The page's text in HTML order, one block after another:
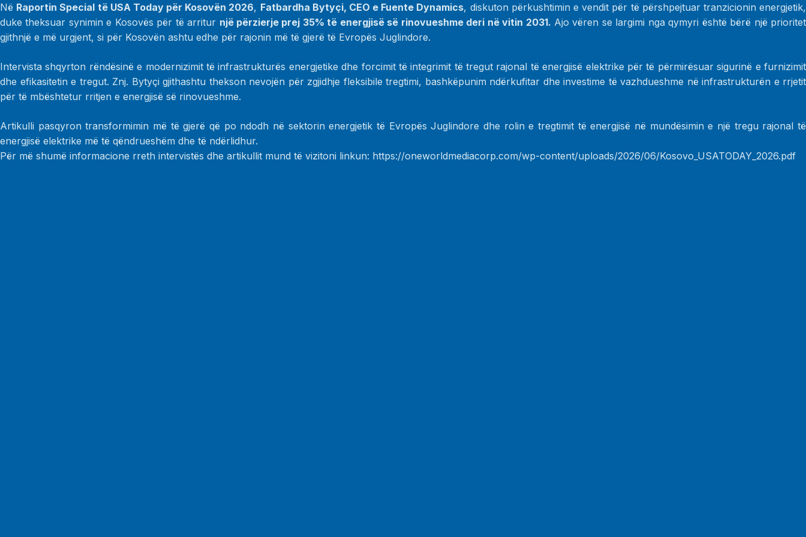
Në Raportin Special të USA Today për Kosovën 2026, Fatbardha Bytyçi, CEO e Fuente Dynamics, diskuton përkushtimin e vendit për të përshpejtuar tranzicionin energjetik,
duke theksuar synimin e Kosovës për të arritur një përzierje prej 35% të energjisë së rinovueshme deri në vitin 2031. Ajo vëren se largimi nga qymyri është bërë një prioritet
gjithnjë e më urgjent, si për Kosovën ashtu edhe për rajonin më të gjerë të Evropës Juglindore.
Intervista shqyrton rëndësinë e modernizimit të infrastrukturës energjetike dhe forcimit të integrimit të tregut rajonal të energjisë elektrike për të përmirësuar sigurinë e furnizimit
dhe efikasitetin e tregut. Znj. Bytyçi gjithashtu thekson nevojën për zgjidhje fleksibile tregtimi, bashkëpunim ndërkufitar dhe investime të vazhdueshme në infrastrukturën e rrjetit
për të mbështetur rritjen e energjisë së rinovueshme.
Artikulli pasqyron transformimin më të gjerë që po ndodh në sektorin energjetik të Evropës Juglindore dhe rolin e tregtimit të energjisë në mundësimin e një tregu rajonal të
energjisë elektrike më të qëndrueshëm dhe të ndërlidhur.
Për më shumë informacione rreth intervistës dhe artikullit mund të vizitoni linkun: https://oneworldmediacorp.com/wp-content/uploads/2026/06/Kosovo_USATODAY_2026.pdf